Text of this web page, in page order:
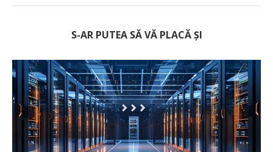
S-AR PUTEA SĂ VĂ PLACĂ ȘI